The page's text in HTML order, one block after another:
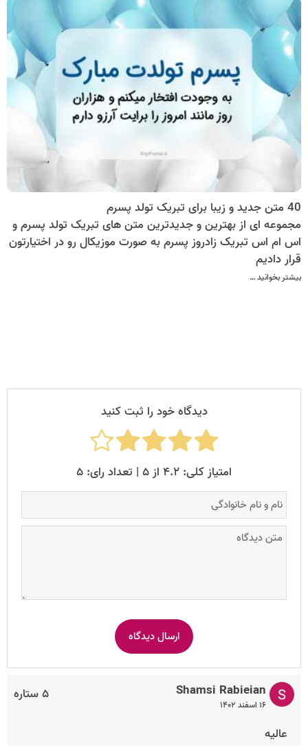
40 متن جدید و زیبا برای تبریک تولد پسرم
مجموعه ای از بهترین و جدیدترین متن های تبریک تولد پسرم و
اس ام اس تبریک زادروز پسرم به صورت موزیکال رو در اختیارتون
قرار دادیم
بیشتر بخوانید …
دیدگاه خود را ثبت کنید
امتیاز کلی: ۴.۲ از ۵ | تعداد رای: ۵
۵ ستاره Shamsi Rabieian
۱۶ اسفند ۱۴۰۲
عالیه